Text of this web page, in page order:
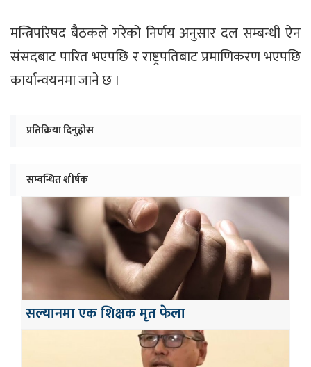
मन्त्रिपरिषद बैठकले गरेको निर्णय अनुसार दल सम्बन्धी ऐन
संसदबाट पारित भएपछि र राष्ट्रपतिबाट प्रमाणिकरण भएपछि
कार्यान्वयनमा जाने छ ।
प्रतिक्रिया दिनुहोस
सम्बन्धित शीर्षक
सल्यानमा एक शिक्षक मृत फेला